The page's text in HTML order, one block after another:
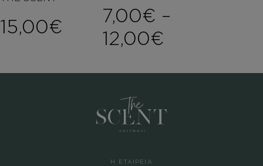
15,00€ 7,00€ –
12,00€
Η ΕΤΑΙΡΕΙΑ